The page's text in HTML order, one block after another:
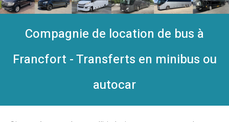
Compagnie de location de bus à
Francfort - Transferts en minibus ou
autocar